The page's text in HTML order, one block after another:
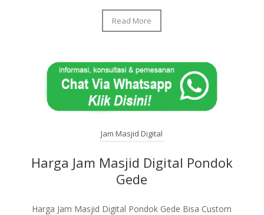
Read More
Jam Masjid Digital
Harga Jam Masjid Digital Pondok
Gede
Harga Jam Masjid Digital Pondok Gede Bisa Custom